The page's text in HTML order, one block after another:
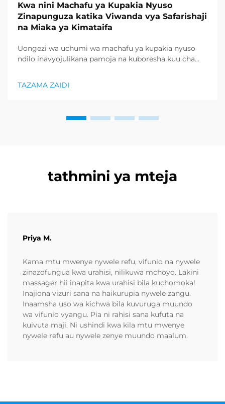
Kwa nini Machafu ya Kupakia Nyuso
Zinapunguza katika Viwanda vya Safarishaji
na Miaka ya Kimataifa
Uongezi wa uchumi wa machafu ya kupakia nyuso
ndilo inavyojulikana pamoja na kuboresha kuu cha
sababu ya wanajamii walioathiriwa na wasomaji wa
TAZAMA ZAIDI
tathmini ya mteja
Priya M.
Kama mtu mwenye nywele refu, vifunio na nywele
zinazofungua kwa urahisi, nilikuwa mchoyo. Lakini
massager hii inapita kwa urahisi bila kuchomoka!
Inajiona vizuri sana na haikurupia nywele zangu.
Inaamsha uso wa kichwa bila kuvuruga muundo
wa vifunio vyangu. Pia ni rahisi sana kufuta na
kuivuta maji. Ni ushindi kwa kila mtu mwenye
nywele refu au nywele zenye muundo maalum.